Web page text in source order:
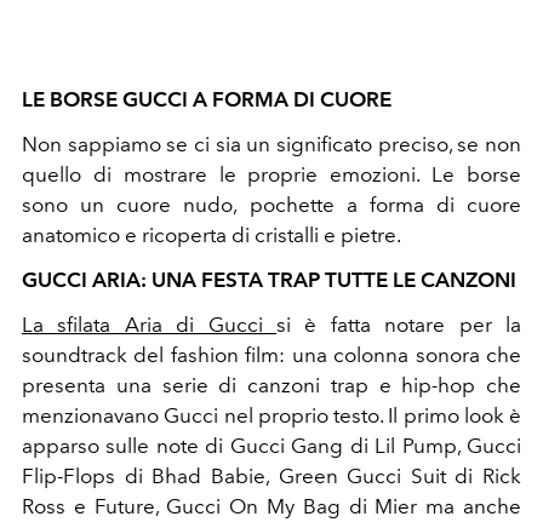
LE BORSE GUCCI A FORMA DI CUORE
Non sappiamo se ci sia un significato preciso, se non
quello di mostrare le proprie emozioni. Le borse
sono un cuore nudo, pochette a forma di cuore
anatomico e ricoperta di cristalli e pietre.
GUCCI ARIA: UNA FESTA TRAP TUTTE LE CANZONI
La sfilata Aria di Gucci si è fatta notare per la
soundtrack del fashion film: una colonna sonora che
presenta una serie di canzoni trap e hip-hop che
menzionavano Gucci nel proprio testo. Il primo look è
apparso sulle note di Gucci Gang di Lil Pump, Gucci
Flip-Flops di Bhad Babie, Green Gucci Suit di Rick
Ross e Future, Gucci On My Bag di Mier ma anche